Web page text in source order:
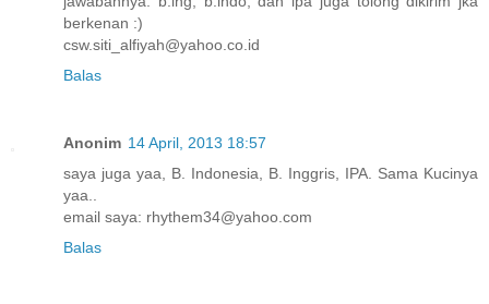
berkenan :)
csw.siti_alfiyah@yahoo.co.id
Balas
Anonim 14 April, 2013 18:57
saya juga yaa, B. Indonesia, B. Inggris, IPA. Sama Kucinya
yaa..
email saya: rhythem34@yahoo.com
Balas